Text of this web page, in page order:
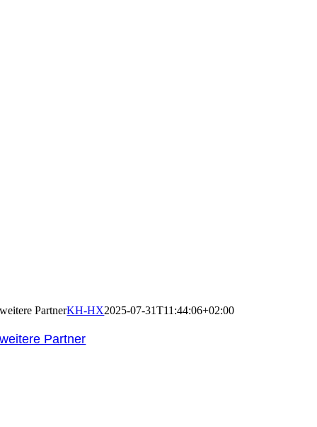
weitere PartnerKH-HX2025-07-31T11:44:06+02:00
weitere Partner